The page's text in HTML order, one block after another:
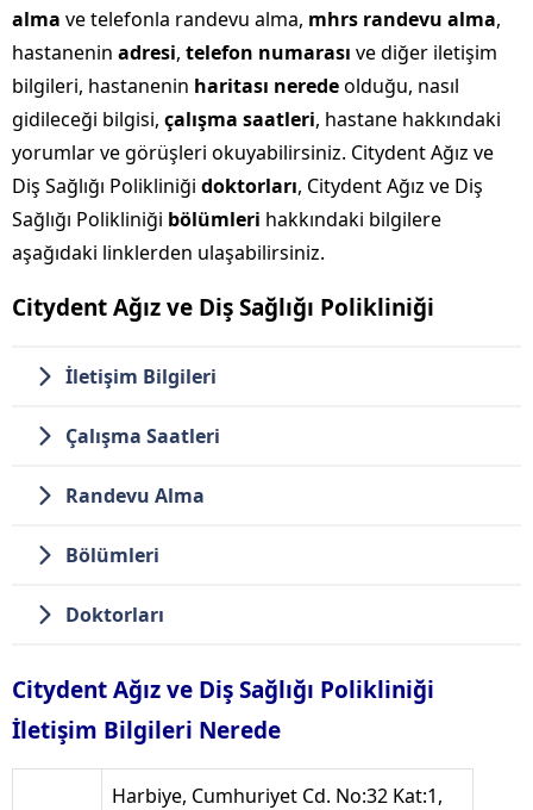
alma ve telefonla randevu alma, mhrs randevu alma,
hastanenin adresi, telefon numarası ve diğer iletişim
bilgileri, hastanenin haritası neredeolduğu, nasıl
gidileceği bilgisi, çalışma saatleri, hastane hakkındaki
yorumlar ve görüşleri okuyabilirsiniz. Citydent Ağız ve
Diş Sağlığı Polikliniği doktorları, Citydent Ağız ve Diş
Sağlığı Polikliniği bölümleri hakkındaki bilgilere
aşağıdaki linklerden ulaşabilirsiniz.
Citydent Ağız ve Diş Sağlığı Polikliniği
İletişim Bilgileri
Çalışma Saatleri
Randevu Alma
Bölümleri
Doktorları
Citydent Ağız ve Diş Sağlığı Polikliniği
İletişim Bilgileri Nerede
Harbiye, Cumhuriyet Cd. No:32 Kat:1,